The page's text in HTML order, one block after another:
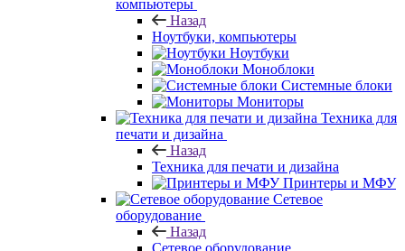
компьютеры
Назад
Ноутбуки, компьютеры
Ноутбуки
Моноблоки
Системные блоки
Мониторы
Техника для
печати и дизайна
Назад
Техника для печати и дизайна
Принтеры и МФУ
Сетевое
оборудование
Назад
Сетевое оборудование